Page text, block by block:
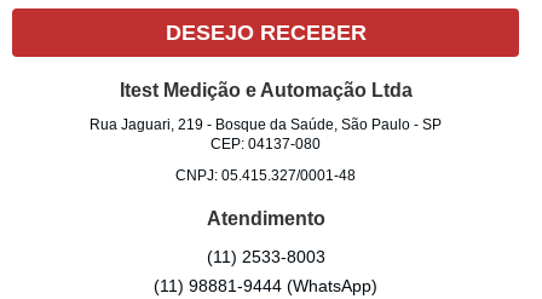
DESEJO RECEBER
Itest Medição e Automação Ltda
Rua Jaguari, 219 - Bosque da Saúde, São Paulo -SP
CEP: 04137-080
CNPJ: 05.415.327/0001-48
Atendimento
(11) 2533-8003
(11) 98881-9444(WhatsApp)